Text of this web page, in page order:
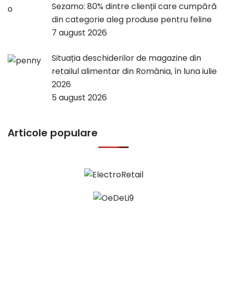
Sezamo: 80% dintre clienții care cumpără
din categorie aleg produse pentru feline
7 august 2026
Situația deschiderilor de magazine din
retailul alimentar din România, în luna iulie
2026
5 august 2026
Articole populare